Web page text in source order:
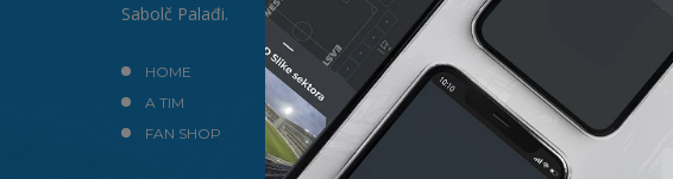
Sabolč Palađi.
HOME
NEWS
A TIM
KLUB
FAN SHOP
KONTAKT